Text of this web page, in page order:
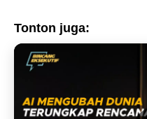
Tonton juga: